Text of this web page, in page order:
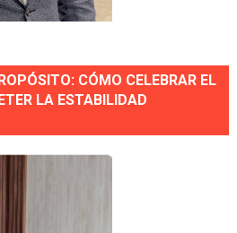
CÓMO CELEBRAR EL
LA ESTABILIDAD